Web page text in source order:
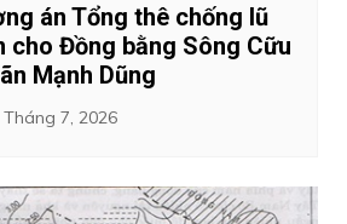
án Tổng thê chống lũ
cho Đồng bằng Sông Cữu
Mạnh Dũng
Tháng 7, 2026